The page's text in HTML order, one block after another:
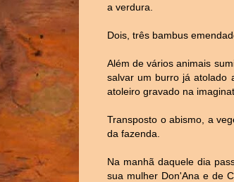
a verdura.
Dois, três bambus
Além de vários animais
salvar um burro já atolado
atoleiro gravado na
Transposto o abismo, a
da fazenda.
Na manhã daquele dia
sua mulher Don'Ana e de